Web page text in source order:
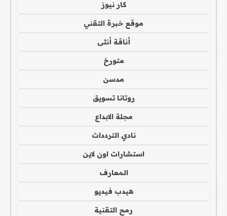
كار نيوز
موقع خبرة التقني
أناقة أنثى
متورخ
مدسن
روتانا تسويق
مجلة الابداع
نادي الترددات
استشارات اون لاين
المعارف
هيدب فيديو
رمح التقنية